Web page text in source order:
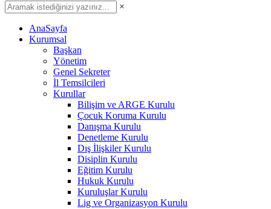
×
AnaSayfa
Kurumsal
Başkan
Yönetim
Genel Sekreter
İl Temsilcileri
Kurullar
Bilişim ve ARGE Kurulu
Çocuk Koruma Kurulu
Danışma Kurulu
Denetleme Kurulu
Dış İlişkiler Kurulu
Disiplin Kurulu
Eğitim Kurulu
Hukuk Kurulu
Kuruluşlar Kurulu
Lig ve Organizasyon Kurulu